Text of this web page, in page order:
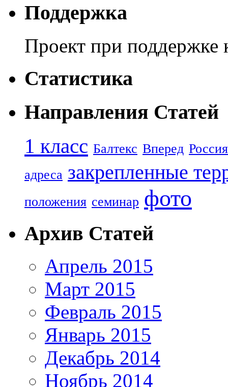
Поддержкa
Проект при
Статистика
Направления Статей
1 класс Балтекс Вперед
адреса закрепленные
положения семинар фото
Архив Статей
Апрель 2015
Март 2015
Февраль 2015
Январь 2015
Декабрь 2014
Ноябрь 2014